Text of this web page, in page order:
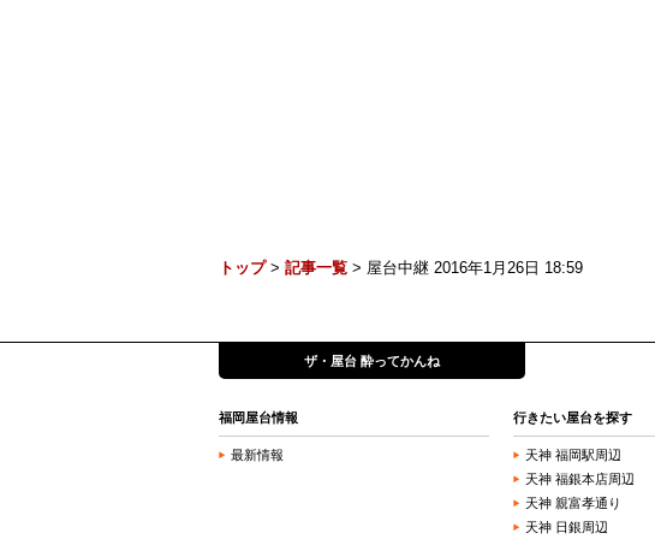
トップ> 記事一覧 > 屋台中継 2016年1月26日 18:59
ザ・屋台 酔ってかんね
福岡屋台情報
最新情報
行きたい屋台を探す
天神 福岡駅周辺
天神 福銀本店周辺
天神 親富孝通り
天神 日銀周辺